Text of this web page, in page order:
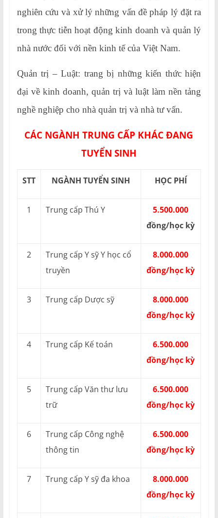
nghiên cứu và xử lý những vấn đề pháp lý đặt ra
trong thực tiễn hoạt động kinh doanh và quản lý
nhà nước đối với nền kinh tế của Việt Nam.
Quản trị – Luật: trang bị những kiến thức hiện
đại về kinh doanh, quản trị và luật làm nền tảng
nghề nghiệp cho nhà quản trị và nhà tư vấn.
CÁC NGÀNH TRUNG CẤP KHÁC ĐANG
TUYỂN SINH
STT NGÀNH TUYỂN SINH HỌC PHÍ
1 Trung cấp Thú Y
5.500.000
đồng/học kỳ
2
Trung cấp Y sỹ Y học cổ
truyền
8.000.000
đồng/học kỳ
3 Trung cấp Dược sỹ
8.000.000
đồng/học kỳ
4 Trung cấp Kế toán
6.500.000
đồng/học kỳ
5
Trung cấp Văn thư lưu
trữ
6.500.000
đồng/học kỳ
6
Trung cấp Công nghệ
thông tin
6.500.000
đồng/học kỳ
7 Trung cấp Y sỹ đa khoa
8.000.000
đồng/học kỳ